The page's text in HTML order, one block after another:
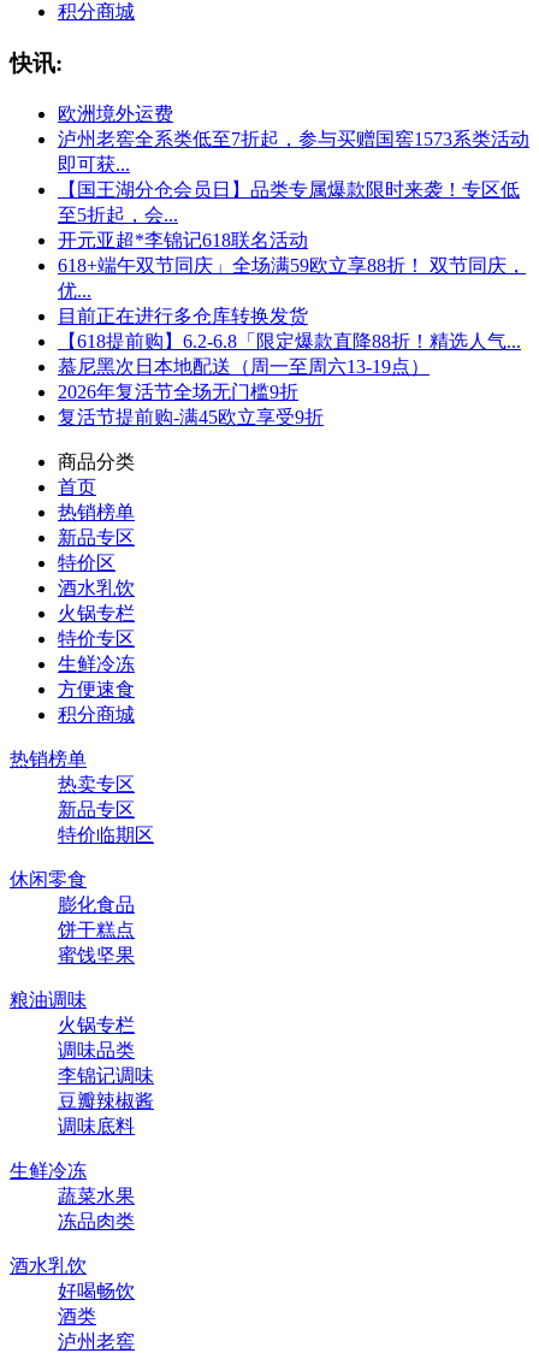
积分商城
快讯:
欧洲境外运费
泸州老窖全系类低至7折起，参与买赠国窖1573系类活动
即可获...
【国王湖分仓会员日】品类专属爆款限时来袭！专区低
至5折起，会...
开元亚超*李锦记618联名活动
618+端午双节同庆」全场满59欧立享88折！ 双节同庆，
优...
目前正在进行多仓库转换发货
【618提前购】6.2-6.8「限定爆款直降88折！精选人气...
慕尼黑次日本地配送（周一至周六13-19点）
2026年复活节全场无门槛9折
复活节提前购-满45欧立享受9折
商品分类
首页
热销榜单
新品专区
特价区
酒水乳饮
火锅专栏
特价专区
生鲜冷冻
方便速食
积分商城
热销榜单
热卖专区
新品专区
特价临期区
休闲零食
膨化食品
饼干糕点
蜜饯坚果
粮油调味
火锅专栏
调味品类
李锦记调味
豆瓣辣椒酱
调味底料
生鲜冷冻
蔬菜水果
冻品肉类
酒水乳饮
好喝畅饮
酒类
泸州老窖